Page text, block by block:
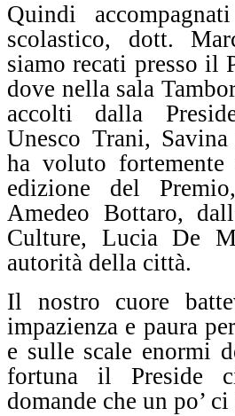
Quindi
scolastico, dott.
siamo recati presso il
dove nella sala
accolti dalla
Unesco Trani,
ha voluto fortemente
edizione del
Amedeo Bottaro,
Culture, Lucia De
autorità della città.
Il nostro cuore
impazienza e paura
e sulle scale enormi
fortuna il Preside
domande che un po’